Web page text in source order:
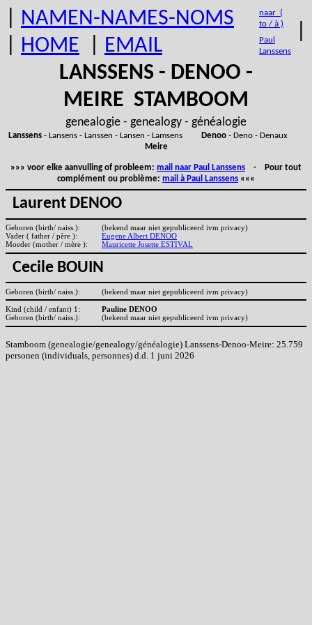
NAMEN-NAMES-NOMS
HOME EMAIL
naar (
to / à )
Paul
Lanssens
LANSSENS - DENOO -
MEIRE STAMBOOM
genealogie - genealogy - généalogie
Lanssens- Lansens - Lanssen - Lansen - Lamsens Denoo- Deno - Denaux
Meire
»»» voor elke aanvulling of probleem: mail naar Paul Lanssens - Pour tout
complément ou problème: mail à Paul Lanssens «««
Laurent DENOO
Geboren (birth/ naiss.):
(bekend maar niet gepubliceerd ivm privacy)
Vader ( father / père ):
Eugene Albert DENOO
Moeder (mother / mère ):
Mauricette Josette ESTIVAL
Cecile BOUIN
Geboren (birth/ naiss.): (bekend maar niet gepubliceerd ivm privacy)
Kind (child / enfant) 1:
Pauline DENOO
Geboren (birth/ naiss.):
(bekend maar niet gepubliceerd ivm privacy)
Stamboom (genealogie/genealogy/généalogie) Lanssens-Denoo-Meire: 25.759
personen (individuals, personnes) d.d. 1 juni 2026